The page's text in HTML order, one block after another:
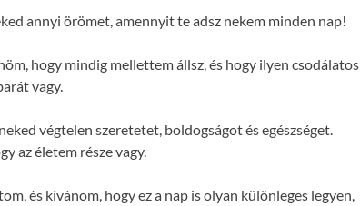
annyi örömet, amennyit te adsz nekem minden nap!
hogy mindig mellettem állsz, és hogy ilyen csodálatos
vagy.
végtelen szeretetet, boldogságot és egészséget.
az életem része vagy.
és kívánom, hogy ez a nap is olyan különleges legyen,